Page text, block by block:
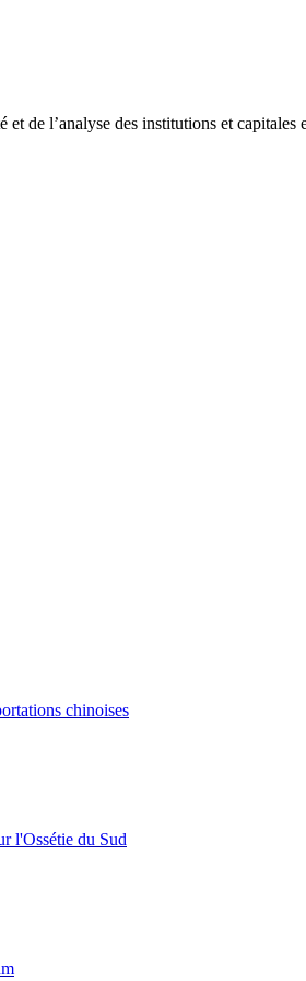
de l’analyse des institutions et
chinoises
l'Ossétie du Sud